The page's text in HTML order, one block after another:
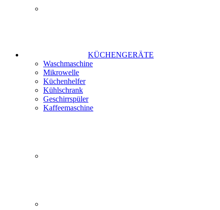
KÜCHENGERÄTE
Waschmaschine
Mikrowelle
Küchenhelfer
Kühlschrank
Geschirrspüler
Kaffeemaschine